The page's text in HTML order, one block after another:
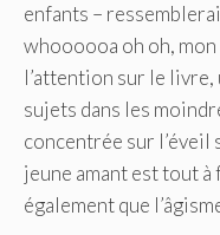
enfants –
whoooooa oh oh,
l’attention sur le
sujets dans les
concentrée sur l’éveil
jeune amant est tout
également que